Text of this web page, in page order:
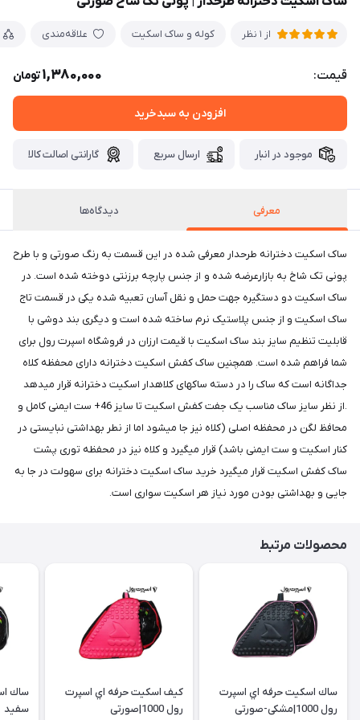
از 1 نظر کوله و ساک اسکیت علاقه‌مندی
قیمت: 1,380,000تومان
افزودن به سبدخرید
موجود در انبار ارسال سریع گارانتی اصالت کالا
معرفی دیدگاه‌ها
ساک اسکیت دخترانه طرحدار معرفی شده در این قسمت به رنگ صورتی و با طرح
پونی تک شاخ به بازارعرضه شده و از جنس پارچه برزنتی دوخته شده است. در
ساک اسکیت دو دستگیره جهت حمل و نقل آسان تعبیه شده یکی در قسمت تاج
ساک اسکیت و از جنس پلاستیک نرم ساخته شده است و دیگری بند دوشی با
قابلیت تنظیم سایز بند ساک اسکیت با قیمت ارزان در فروشگاه اسپرت رول برای
شما فراهم شده است. همچنین ساک کفش اسکیت دخترانه دارای محفظه کلاه
جداگانه است که ساک را در دسته ساکهای کلاهدار اسکیت دخترانه قرار میدهد
.از نظر سایز ساک مناسب یک جفت کفش اسکیت تا سایز 46+ ست ایمنی کامل و
محافظ لگن در محفظه اصلی (کلاه نیز جا میشود اما از نطر بهداشتی نبایستی در
کنار اسکیت و ست ایمنی باشد) قرار میگیرد و کلاه نیز در محفظه توری پشت
ساک کفش اسکیت قرار میگیرد خرید ساک اسکیت دخترانه برای سهولت در جا به
جایی و بهداشتی بودن مورد نیاز هر اسکیت سواری است.
محصولات مرتبط
ساك اسكيت حرفه اي اسپرت
رول 1000|مشکی-صورتی
كيف اسكيت حرفه اي اسپرت
رول 1000|صورتی
سفید